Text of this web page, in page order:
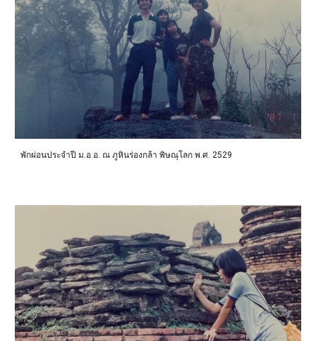
พักผ่อนประจำปี ม.อ.อ. ณ ภูหินร่องกล้า พิษณุโลก พ.ศ. 2529